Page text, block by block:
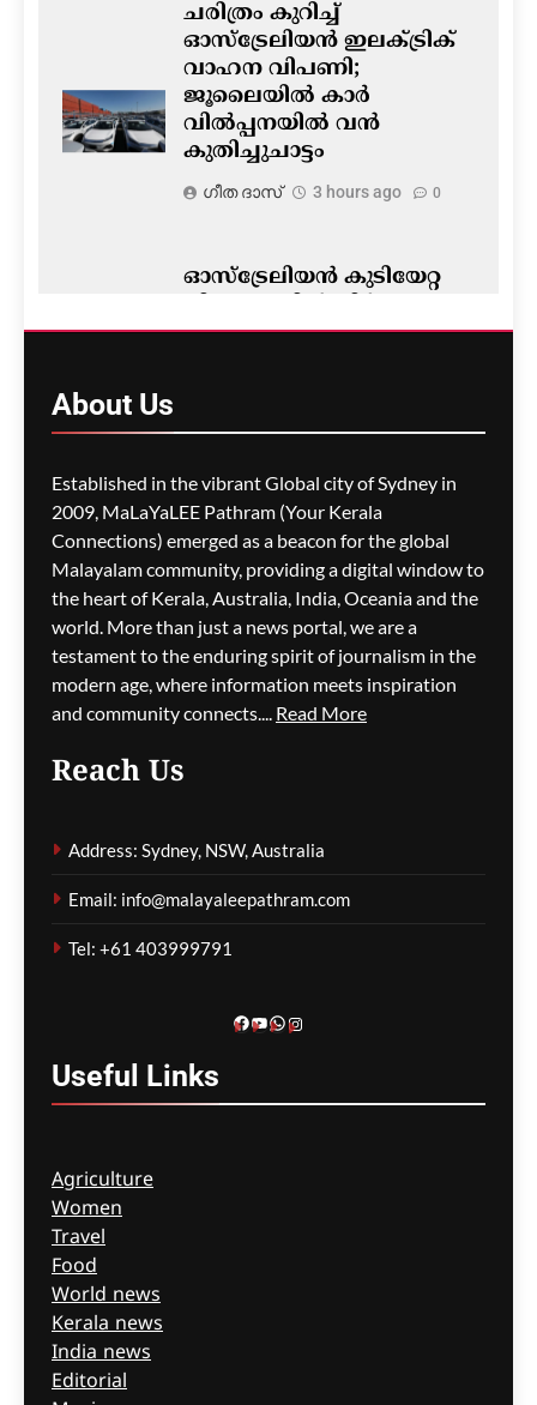
ചരിത്രം കുറിച്ച്
ഓസ്‌ട്രേലിയൻ ഇലക്ട്രിക്
വാഹന വിപണി;
ജൂലൈയിൽ കാർ
വിൽപ്പനയിൽ വൻ
കുതിച്ചുചാട്ടം
ഗീത ദാസ്‌ 3 hours ago 0
ഓസ്‌ട്രേലിയൻ കുടിയേറ്റ
മാറ്റം- ഡയറക്ഷൻ 119′
ഗീത ദാസ്‌ 3 hours ago 0
പോർട്ട് അഡലെയ്ഡിൽ
സൾഫർ തീപിടിത്തം;
വിഷപുക പടരുന്നു,
അടിയന്തര ഒഴിപ്പിക്കൽ
നിർദേശം
ഗീത ദാസ്‌ 3 hours ago 0
പ്രശ്നങ്ങൾ
മറച്ചുവെക്കപ്പെടുന്നുവെന്ന്
വിദഗ്ദ്ധർ
ഗീത ദാസ്‌
About Us
Established in the vibrant Global city of Sydney in
2009, MaLaYaLEE Pathram (Your Kerala
Connections) emerged as a beacon for the global
Malayalam community, providing a digital window to
the heart of Kerala, Australia, India, Oceania and the
world. More than just a news portal, we are a
testament to the enduring spirit of journalism in the
modern age, where information meets inspiration
and community connects.... Read More
Reach Us
Address: Sydney, NSW, Australia
Email: info@malayaleepathram.com
Tel: +61 403999791
Facebook
YouTube
WhatsApp
Instagram
Useful Links
Agriculture
Women
Travel
Food
World news
Kerala news
India news
Editorial